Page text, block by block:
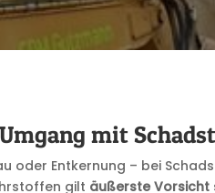
mit
oder Entkernung – bei
gilt äußerste Vorsicht